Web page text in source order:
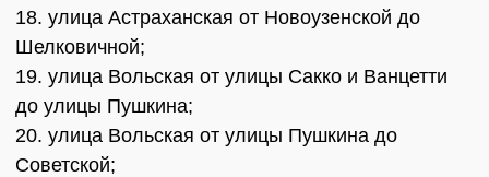
18. улица Астраханская от Новоузенской до
Шелковичной;
19. улица Вольская от улицы Сакко и Ванцетти
до улицы Пушкина;
20. улица Вольская от улицы Пушкина до
Советской;